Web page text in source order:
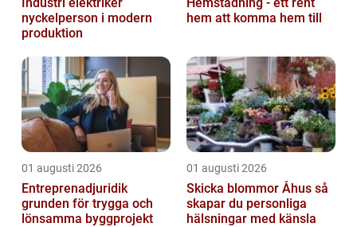
nyckelperson i modern
produktion
hem att komma hem till
01 augusti 2026
Entreprenadjuridik
grunden för trygga och
lönsamma byggprojekt
01 augusti 2026
Skicka blommor Åhus så
skapar du personliga
hälsningar med känsla